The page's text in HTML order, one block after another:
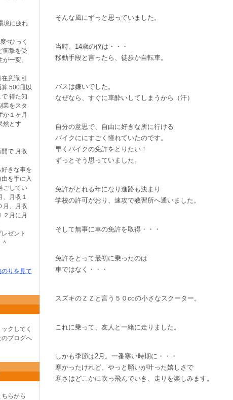
そんな風にずっと思っていました。
当時、14歳の僕は・・・
移動手段と言ったら、徒歩か自転車。
バスは嫌いでした。
なぜなら、すぐに車酔いしてしまうから（汗）
自分の意思で、自由に好きな所に行ける
バイクににすごく憧れていたのです。
早くバイクの免許をとりたい！
ずっとそう思っていました。
免許がとれる年になり進路も決まり
学校の許可がおり、速攻で教習所へ通いました。
そして無事に車の免許を取得・・・
免許をとって最初に乗ったのは
車ではなく・・・
スズキのＺＺと言う５０ccの小さなスクーター。
これに乗って、友人と一緒に走りました。
しかも季節は2月。一番寒い時期に・・・
寒かったけれど、やっと願いが叶った嬉しさで
寒さはどこかに吹っ飛んでいき、走りを楽しみます。
境に疲れ
<ひっく
衝撃を受
一変。
意識 引
算 500冊以
得た知
業をスタ
か１ヶ月
然とす
開で 月収
好きな事を
を手に入
ごしてい
、月収１
月、月収
２月に月
ゼント
りを見て
クしてく
ブログへ
らから